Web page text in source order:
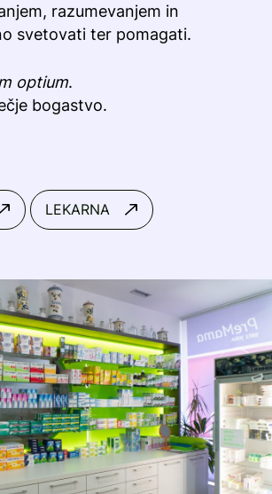
razumevanjem in
svetovati ter pomagati.
optium.
bogastvo.
LEKARNA